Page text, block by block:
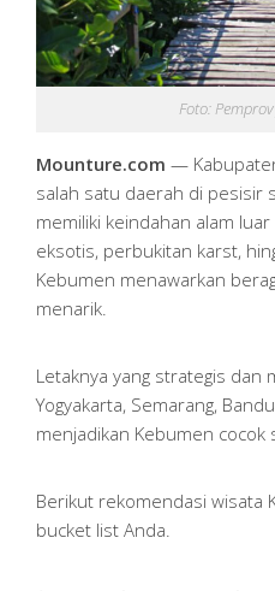
Foto:
Mounture.com —
salah satu daerah di pesisir
memiliki keindahan alam
eksotis, perbukitan karst,
Kebumen menawarkan
menarik.
Letaknya yang strategis dan
Yogyakarta, Semarang,
menjadikan Kebumen cocok
Berikut rekomendasi wisata
bucket list Anda.